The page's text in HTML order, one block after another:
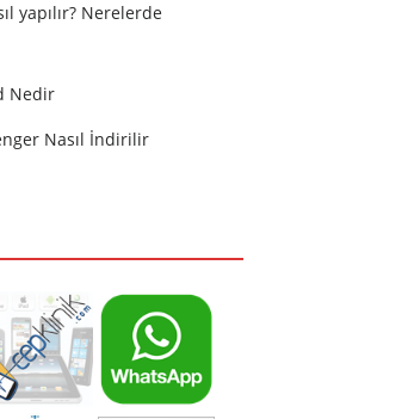
yapılır? Nerelerde
Nedir
Nasıl İndirilir